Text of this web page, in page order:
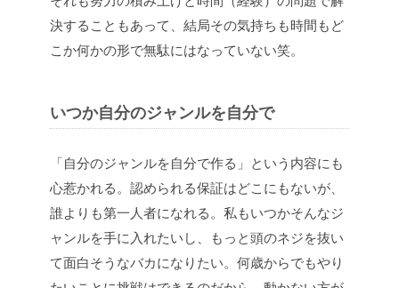
決することもあって、結局その気持ちも時間もど
こか何かの形で無駄にはなっていない笑。
いつか自分のジャンルを自分で
「自分のジャンルを自分で作る」という内容にも
心惹かれる。認められる保証はどこにもないが、
誰よりも第一人者になれる。私もいつかそんなジ
ャンルを手に入れたいし、もっと頭のネジを抜い
て面白そうなバカになりたい。何歳からでもやり